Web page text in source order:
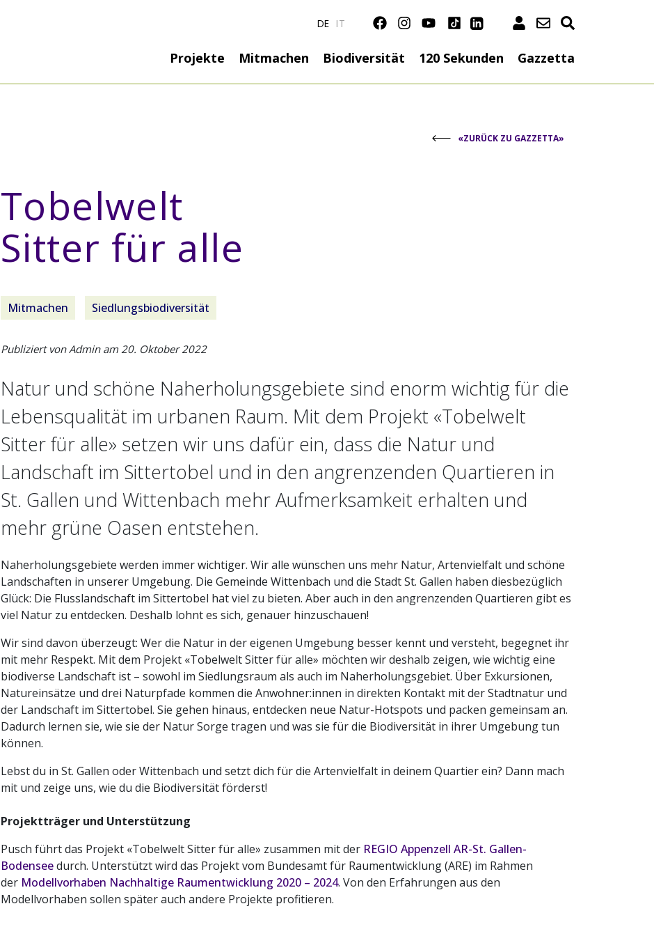
DE IT
Hauptnavigation
Projekte Mitmachen Biodiversität 120 Sekunden Gazzetta
«ZURÜCK ZU GAZZETTA»
Tobelwelt
Sitter für alle
Mitmachen Siedlungsbiodiversität
Publiziert von Admin am 20. Oktober 2022
Natur und schöne Naherholungsgebiete sind enorm wichtig für die
Lebensqualität im urbanen Raum. Mit dem Projekt «Tobelwelt
Sitter für alle» setzen wir uns dafür ein, dass die Natur und
Landschaft im Sittertobel und in den angrenzenden Quartieren in
St. Gallen und Wittenbach mehr Aufmerksamkeit erhalten und
mehr grüne Oasen entstehen.
Naherholungsgebiete werden immer wichtiger. Wir alle wünschen uns mehr Natur, Artenvielfalt und schöne
Landschaften in unserer Umgebung. Die Gemeinde Wittenbach und die Stadt St. Gallen haben diesbezüglich
Glück: Die Flusslandschaft im Sittertobel hat viel zu bieten. Aber auch in den angrenzenden Quartieren gibt es
viel Natur zu entdecken. Deshalb lohnt es sich, genauer hinzuschauen!
Wir sind davon überzeugt: Wer die Natur in der eigenen Umgebung besser kennt und versteht, begegnet ihr
mit mehr Respekt. Mit dem Projekt «Tobelwelt Sitter für alle» möchten wir deshalb zeigen, wie wichtig eine
biodiverse Landschaft ist – sowohl im Siedlungsraum als auch im Naherholungsgebiet. Über Exkursionen,
Natureinsätze und drei Naturpfade kommen die Anwohner:innen in direkten Kontakt mit der Stadtnatur und
der Landschaft im Sittertobel. Sie gehen hinaus, entdecken neue Natur-Hotspots und packen gemeinsam an.
Dadurch lernen sie, wie sie der Natur Sorge tragen und was sie für die Biodiversität in ihrer Umgebung tun
können.
Lebst du in St. Gallen oder Wittenbach und setzt dich für die Artenvielfalt in deinem Quartier ein? Dann mach
mit und zeige uns, wie du die Biodiversität förderst!
Projektträger und Unterstützung
Pusch führt das Projekt «Tobelwelt Sitter für alle» zusammen mit der REGIO Appenzell AR-St. Gallen-
Bodenseedurch. Unterstützt wird das Projekt vom Bundesamt für Raumentwicklung (ARE) im Rahmen
der Modellvorhaben Nachhaltige Raumentwicklung 2020 – 2024. Von den Erfahrungen aus den
Modellvorhaben sollen später auch andere Projekte profitieren.